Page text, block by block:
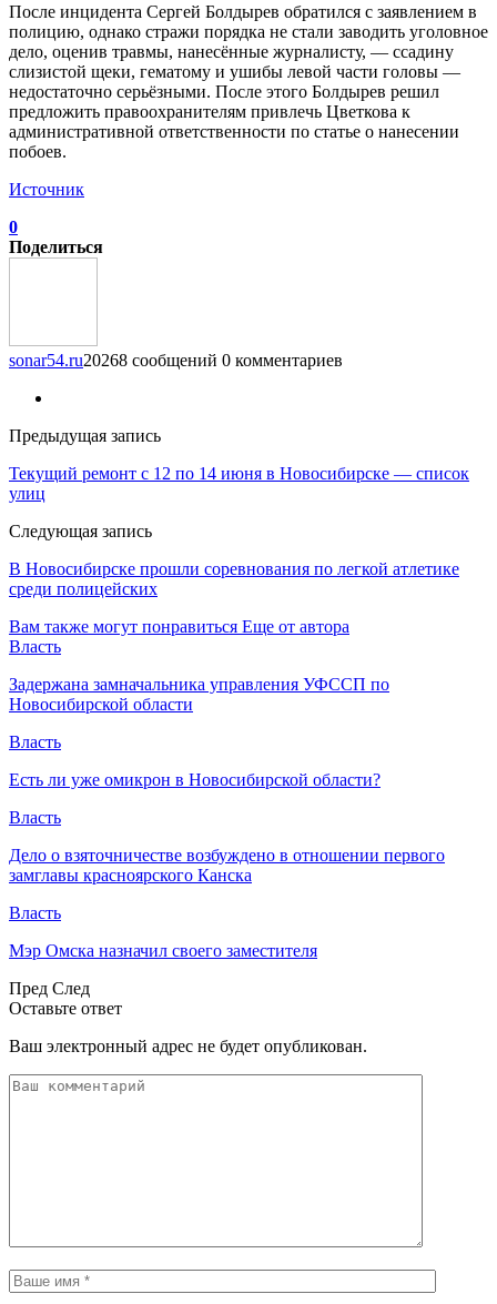
После инцидента Сергей Болдырев обратился с заявлением в
полицию, однако стражи порядка не стали заводить уголовное
дело, оценив травмы, нанесённые журналисту, — ссадину
слизистой щеки, гематому и ушибы левой части головы —
недостаточно серьёзными. После этого Болдырев решил
предложить правоохранителям привлечь Цветкова к
административной ответственности по статье о нанесении
побоев.
Источник
0
Поделиться
sonar54.ru20268 сообщений 0 комментариев
Предыдущая запись
Текущий ремонт с 12 по 14 июня в Новосибирске — список
улиц
Следующая запись
В Новосибирске прошли соревнования по легкой атлетике
среди полицейских
Вам также могут понравиться Еще от автора
Власть
Задержана замначальника управления УФССП по
Новосибирской области
Власть
Есть ли уже омикрон в Новосибирской области?
Власть
Дело о взяточничестве возбуждено в отношении первого
замглавы красноярского Канска
Власть
Мэр Омска назначил своего заместителя
Пред След
Оставьте ответ
Ваш электронный адрес не будет опубликован.